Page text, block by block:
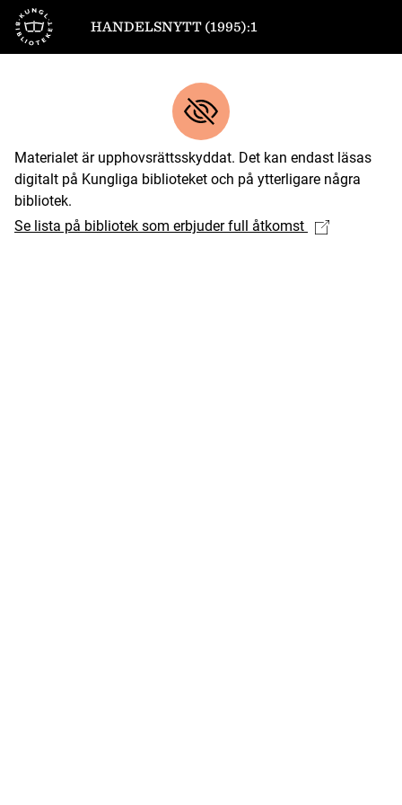
Till startsidan
HANDELSNYTT (1995):1
Materialet är upphovsrättsskyddat. Det kan endast läsas
digitalt på Kungliga biblioteket och på ytterligare några
bibliotek.
Se lista på bibliotek som erbjuder full åtkomst